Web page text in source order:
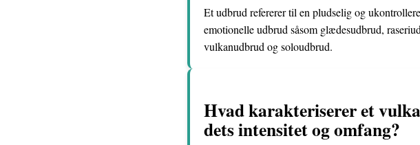
Et udbrud refererer til en pludselig og
emotionelle udbrud såsom glædesudbrud,
vulkanudbrud og soloudbrud.
Hvad karakteriserer et
dets intensitet og omfang?